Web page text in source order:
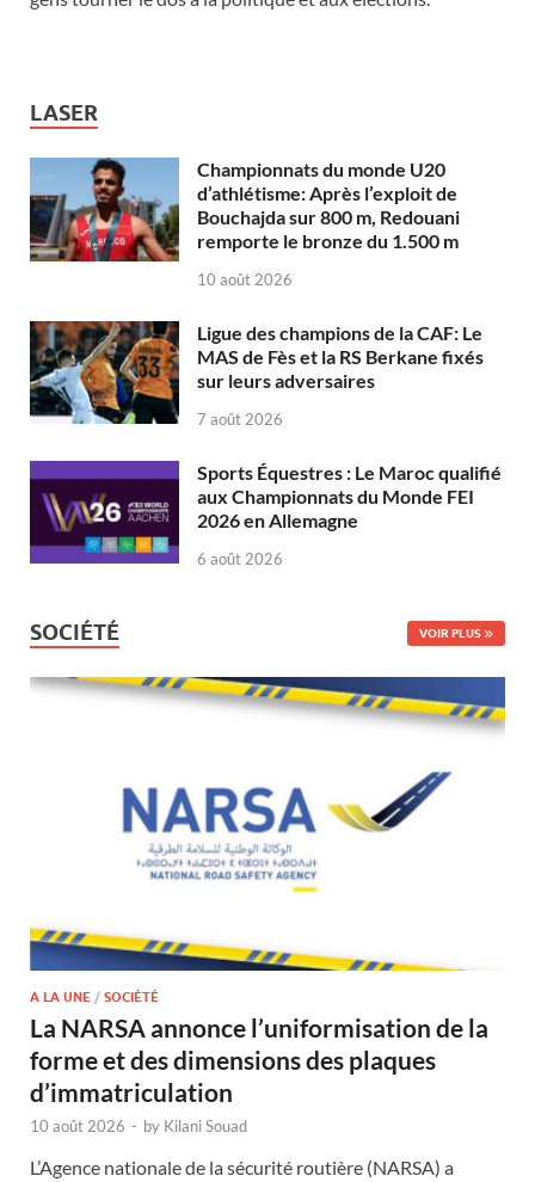
LASER
Championnats du monde U20
d’athlétisme: Après l’exploit de
Bouchajda sur 800 m, Redouani
remporte le bronze du 1.500 m
10 août 2026
Ligue des champions de la CAF: Le
MAS de Fès et la RS Berkane fixés
sur leurs adversaires
7 août 2026
Sports Équestres : Le Maroc qualifié
aux Championnats du Monde FEI
2026 en Allemagne
6 août 2026
SOCIÉTÉ VOIR PLUS
A LA UNE / SOCIÉTÉ
La NARSA annonce l’uniformisation de la
forme et des dimensions des plaques
d’immatriculation
10 août 2026 - by Kilani Souad
L’Agence nationale de la sécurité routière (NARSA) a